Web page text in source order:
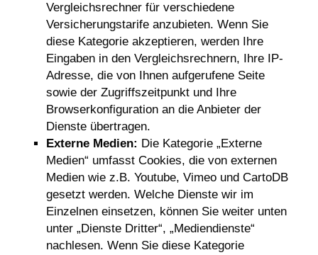
Vergleichsrechner für verschiedene
Versicherungstarife anzubieten. Wenn Sie
diese Kategorie akzeptieren, werden Ihre
Eingaben in den Vergleichsrechnern, Ihre IP-
Adresse, die von Ihnen aufgerufene Seite
sowie der Zugriffszeitpunkt und Ihre
Browserkonfiguration an die Anbieter der
Dienste übertragen.
Externe Medien: Die Kategorie „Externe
Medien“ umfasst Cookies, die von externen
Medien wie z.B. Youtube, Vimeo und CartoDB
gesetzt werden. Welche Dienste wir im
Einzelnen einsetzen, können Sie weiter unten
unter „Dienste Dritter“, „Mediendienste“
nachlesen. Wenn Sie diese Kategorie